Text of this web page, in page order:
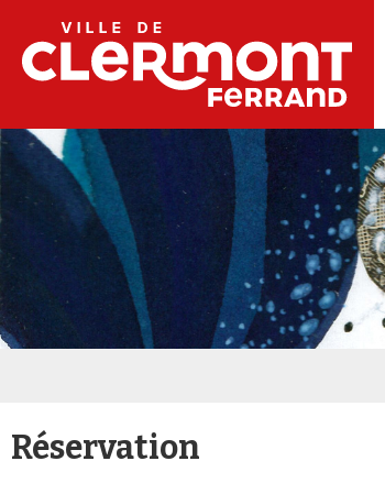
Réservation